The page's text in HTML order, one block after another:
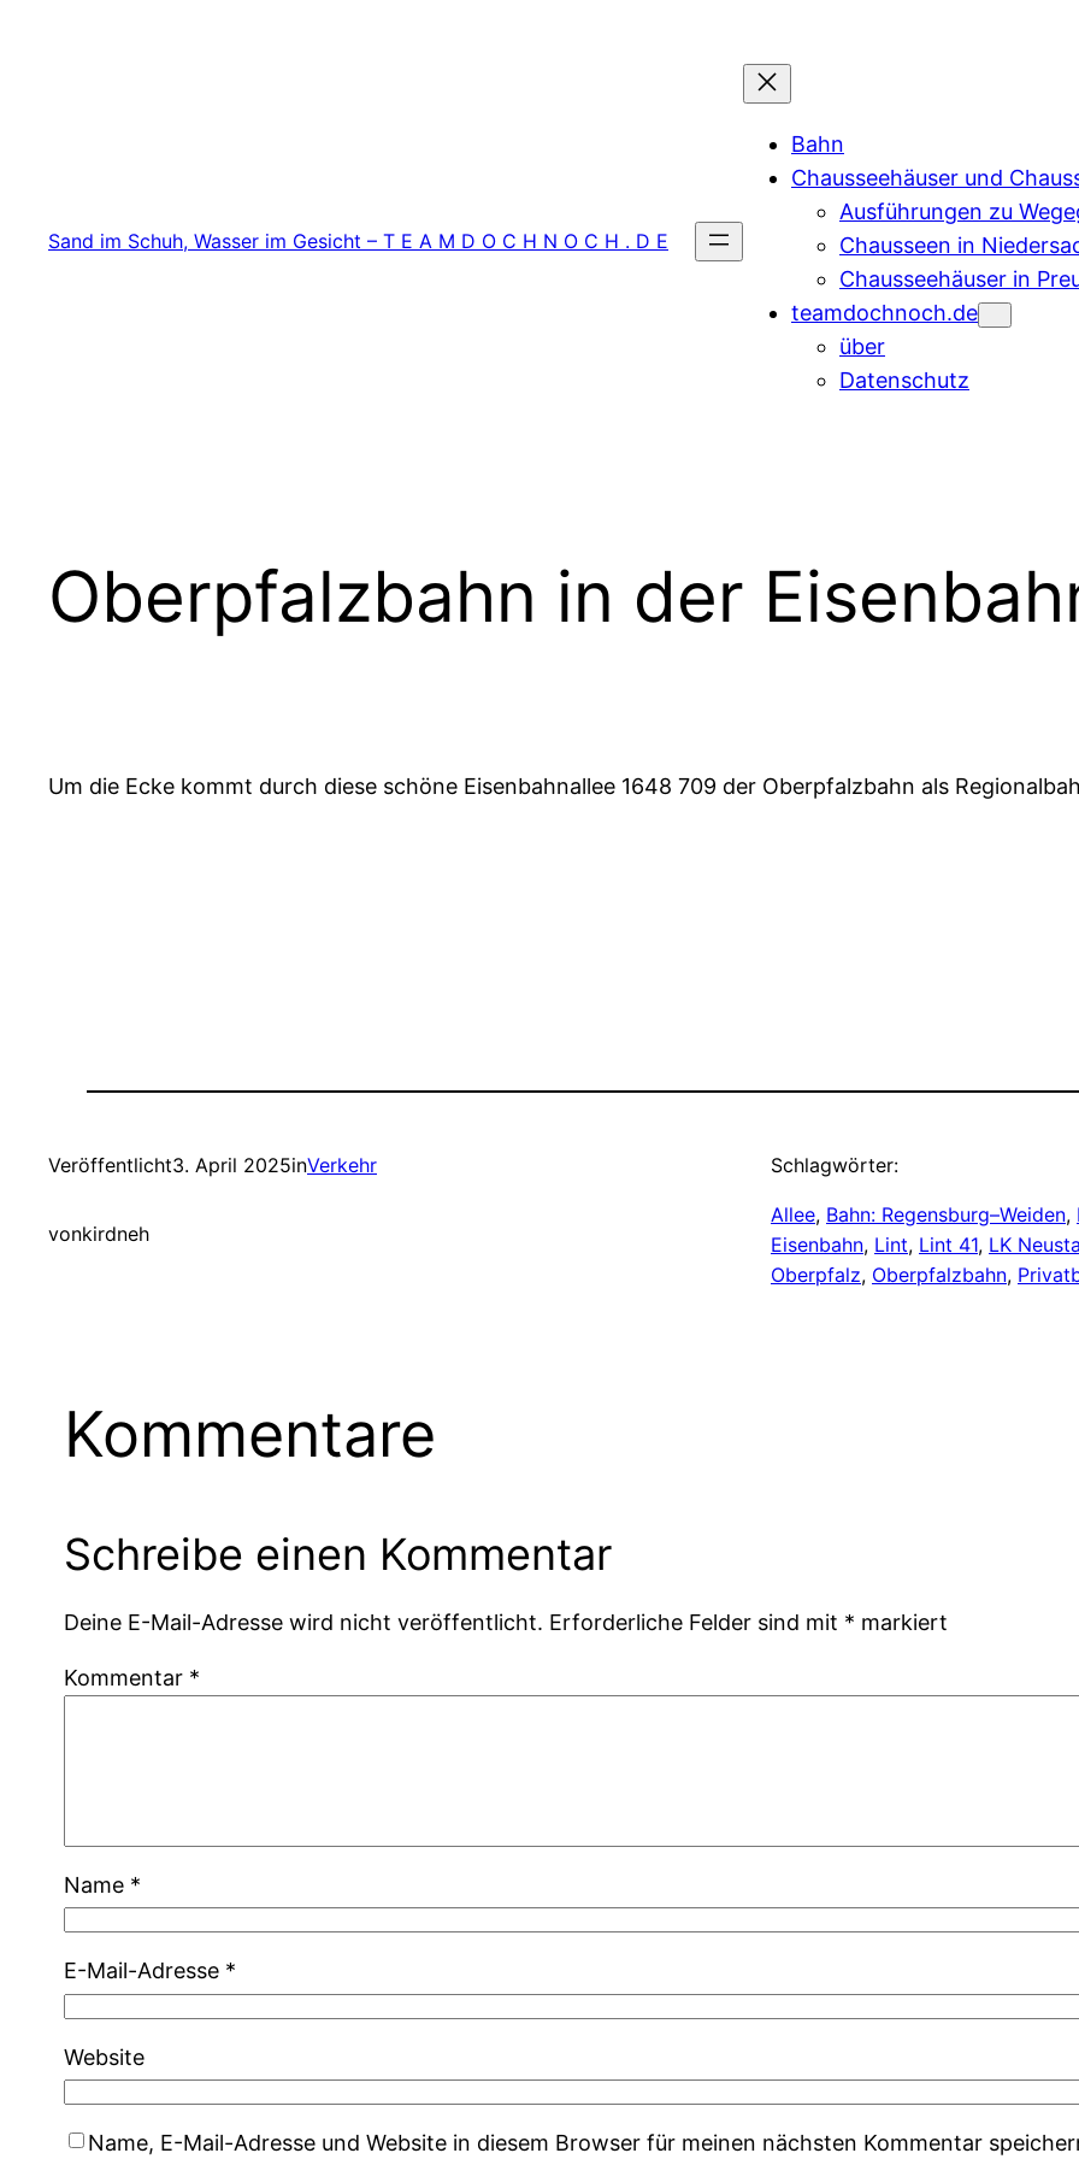
Sand im Schuh, Wasser im Gesicht – T E A M D O C H N O C H . D E
Bahn
Chausseehäuser und
Ausführungen zu
Chausseen in
Chausseehäuser in
teamdochnoch.de
über
Datenschutz
Oberpfalzbahn in der
Um die Ecke kommt durch diese schöne Eisenbahnallee 1648 709 der Oberpfalzbahn als
Veröffentlicht3. April 2025inVerkehr
vonkirdneh
Schlagwörter:
Allee, Bahn: Regensburg–Weiden,
Eisenbahn, Lint, Lint 41, LK
Oberpfalz, Oberpfalzbahn,
Kommentare
Schreibe einen Kommentar
Deine E-Mail-Adresse wird nicht veröffentlicht. Erforderliche Felder sind mit * markiert
Kommentar *
Name *
E-Mail-Adresse *
Website
Name, E-Mail-Adresse und Website in diesem Browser für meinen nächsten Kommentar